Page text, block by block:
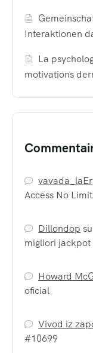
Interaktionen
La
motivations
vavada_laEr
Access No
Dillondop
migliori
Howard
oficial
Vivod iz
#10699